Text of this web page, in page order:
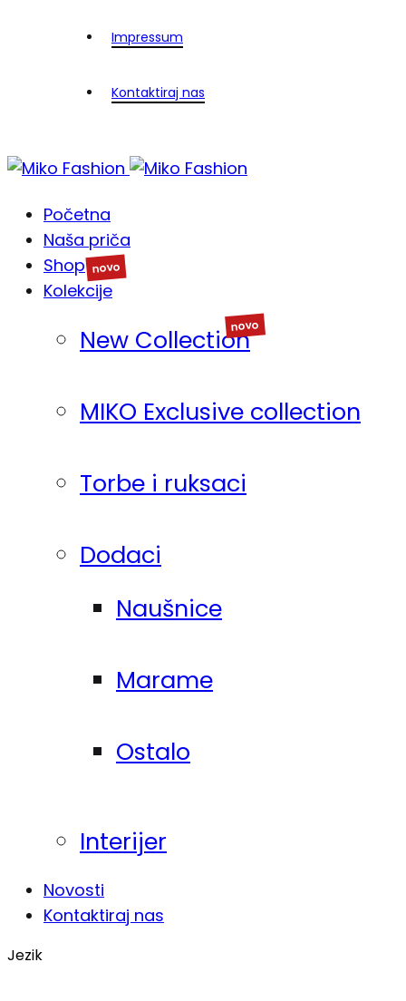
Impressum
Kontaktiraj nas
Početna
Naša priča
Shop
Kolekcije
New Collection
MIKO Exclusive collection
Torbe i ruksaci
Dodaci
Naušnice
Marame
Ostalo
Interijer
Novosti
Kontaktiraj nas
Jezik